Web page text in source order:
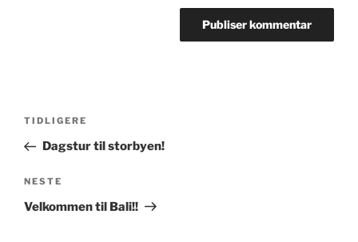
Innleggsnavigasjon
Forrige
innlegg
TIDLIGERE
Dagstur til storbyen!
Neste
innlegg
NESTE
Velkommen til Bali!!